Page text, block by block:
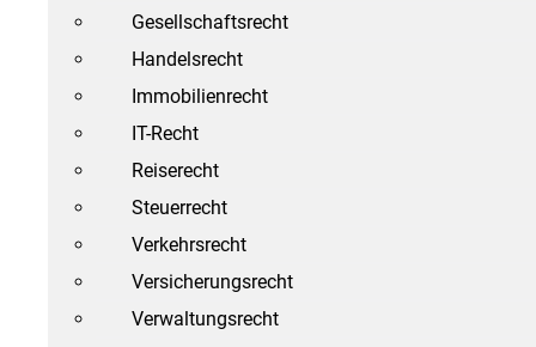
Gesellschaftsrecht
Handelsrecht
Immobilienrecht
IT-Recht
Reiserecht
Steuerrecht
Verkehrsrecht
Versicherungsrecht
Verwaltungsrecht